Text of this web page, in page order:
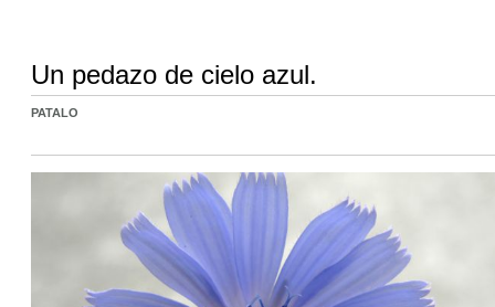
Un pedazo de cielo azul.
PATALO